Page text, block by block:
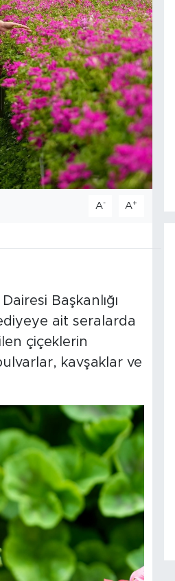
A- A+
Başkanlığı
ait seralarda
çiçeklerin
kavşaklar ve